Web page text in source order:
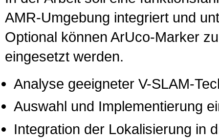
AMR-Umgebung integriert und
Optional können ArUco-Marker
eingesetzt werden.
Analyse geeigneter V-SLAM-
Auswahl und Implementierung
Integration der Lokalisierung in